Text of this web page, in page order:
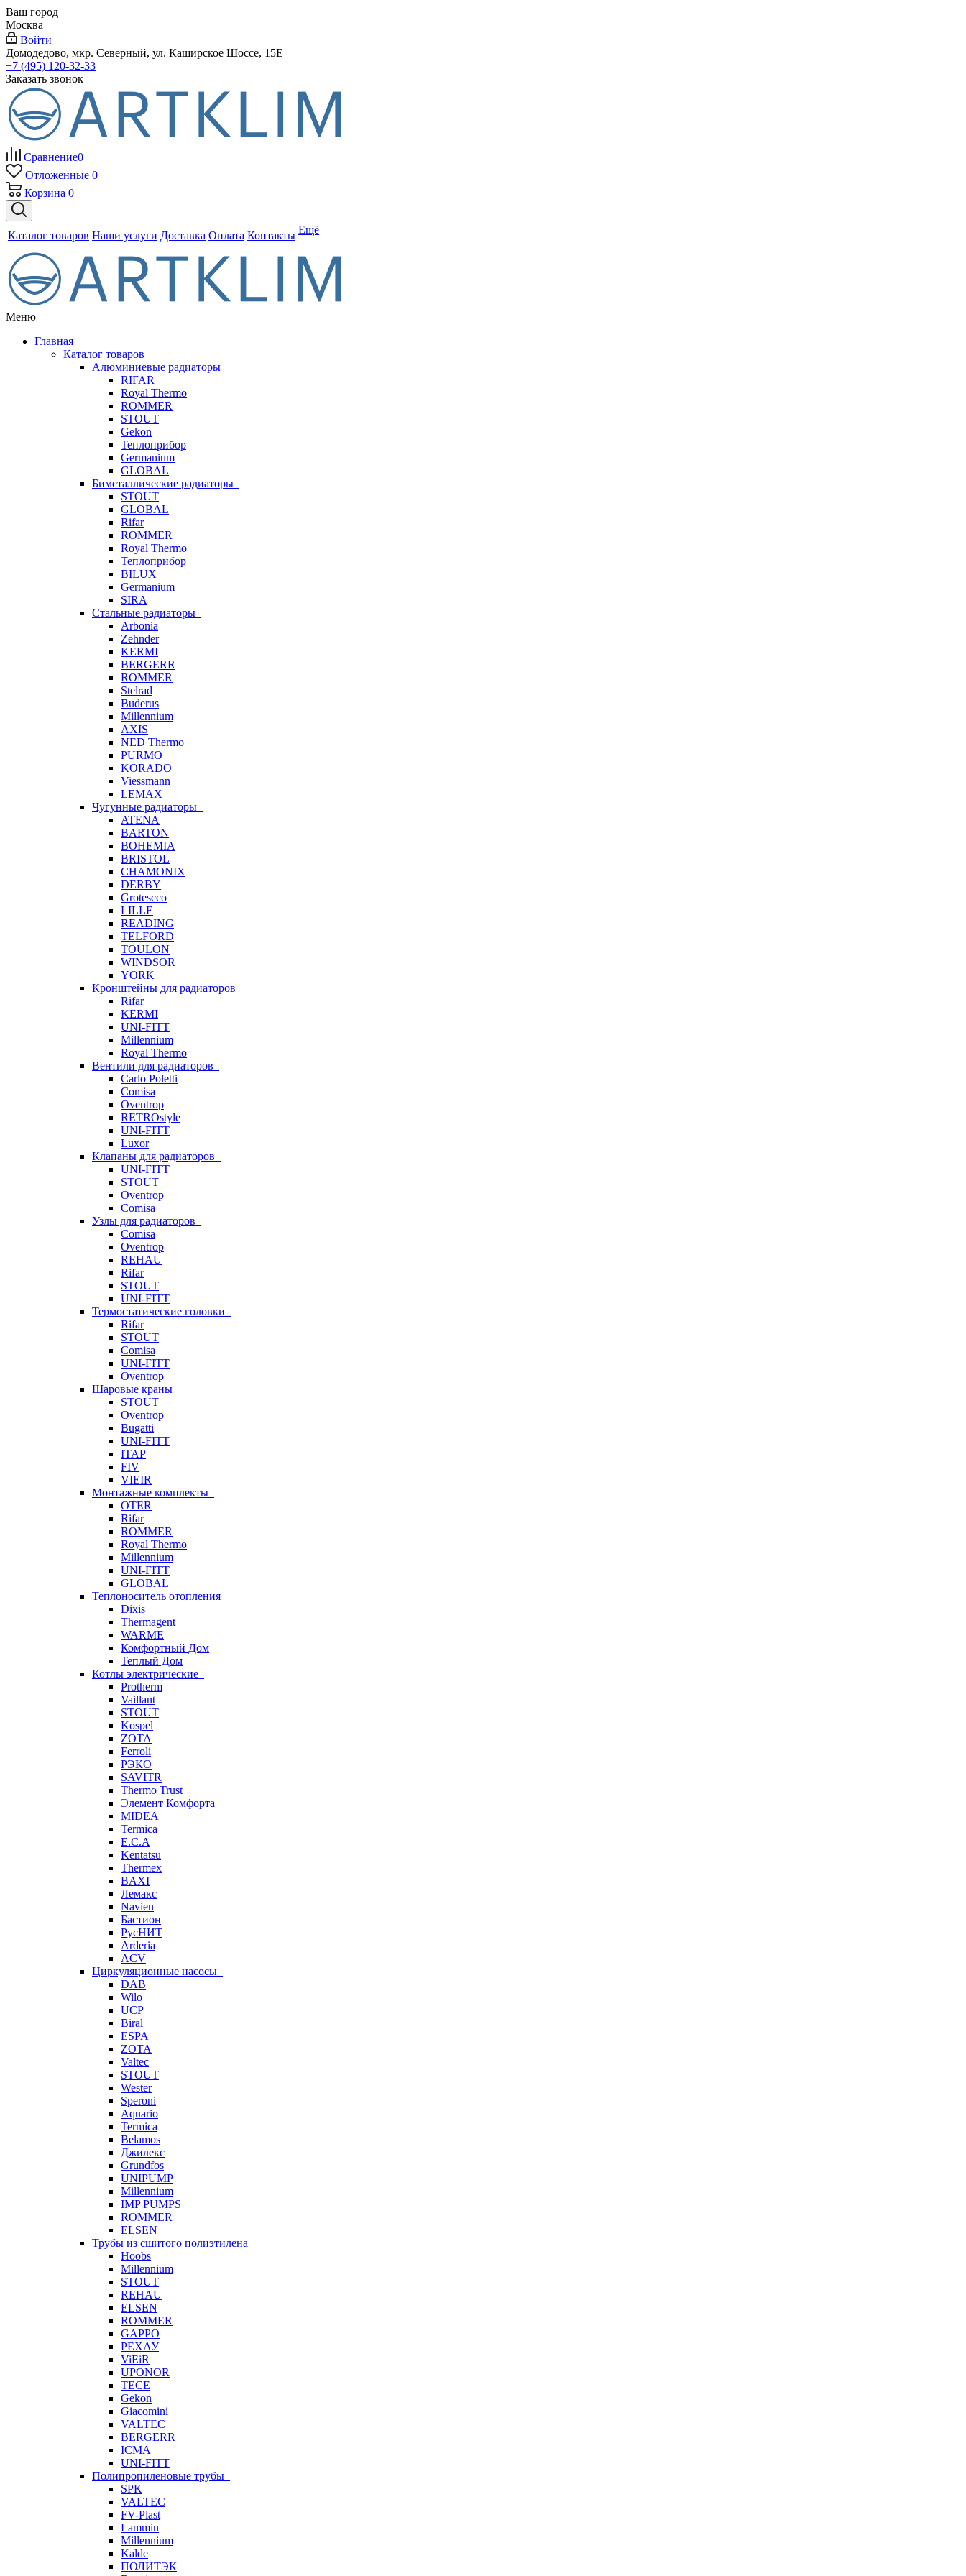
Ваш город
Москва
Войти
Домодедово, мкр. Северный, ул. Каширское Шоссе, 15Е
+7 (495) 120-32-33
Заказать звонок
Сравнение0
Отложенные 0
Корзина 0
Каталог товаров Наши услуги Доставка Оплата Контакты Ещё
Меню
Главная
Каталог товаров
Алюминиевые радиаторы
RIFAR
Royal Thermo
ROMMER
STOUT
Gekon
Теплоприбор
Germanium
GLOBAL
Биметаллические радиаторы
STOUT
GLOBAL
Rifar
ROMMER
Royal Thermo
Теплоприбор
BILUX
Germanium
SIRA
Стальные радиаторы
Arbonia
Zehnder
KERMI
BERGERR
ROMMER
Stelrad
Buderus
Millennium
AXIS
NED Thermo
PURMO
KORADO
Viessmann
LEMAX
Чугунные радиаторы
ATENA
BARTON
BOHEMIA
BRISTOL
CHAMONIX
DERBY
Grotescco
LILLE
READING
TELFORD
TOULON
WINDSOR
YORK
Кронштейны для радиаторов
Rifar
KERMI
UNI-FITT
Millennium
Royal Thermo
Вентили для радиаторов
Carlo Poletti
Comisa
Oventrop
RETROstyle
UNI-FITT
Luxor
Клапаны для радиаторов
UNI-FITT
STOUT
Oventrop
Comisa
Узлы для радиаторов
Comisa
Oventrop
REHAU
Rifar
STOUT
UNI-FITT
Термостатические головки
Rifar
STOUT
Comisa
UNI-FITT
Oventrop
Шаровые краны
STOUT
Oventrop
Bugatti
UNI-FITT
ITAP
FIV
VIEIR
Монтажные комплекты
OTER
Rifar
ROMMER
Royal Thermo
Millennium
UNI-FITT
GLOBAL
Теплоноситель отопления
Dixis
Thermagent
WARME
Комфортный Дом
Теплый Дом
Котлы электрические
Protherm
Vaillant
STOUT
Kospel
ZOTA
Ferroli
РЭКО
SAVITR
Thermo Trust
Элемент Комфорта
MIDEA
Termica
E.C.A
Kentatsu
Thermex
BAXI
Лемакс
Navien
Бастион
РусНИТ
Arderia
ACV
Циркуляционные насосы
DAB
Wilo
UCP
Biral
ESPA
ZOTA
Valtec
STOUT
Wester
Speroni
Aquario
Termica
Belamos
Джилекс
Grundfos
UNIPUMP
Millennium
IMP PUMPS
ROMMER
ELSEN
Трубы из сшитого полиэтилена
Hoobs
Millennium
STOUT
REHAU
ELSEN
ROMMER
GAPPO
РЕХАУ
ViEiR
UPONOR
TECE
Gekon
Giacomini
VALTEC
BERGERR
ICMA
UNI-FITT
Полипропиленовые трубы
SPK
VALTEC
FV-Plast
Lammin
Millennium
Kalde
ПОЛИТЭК